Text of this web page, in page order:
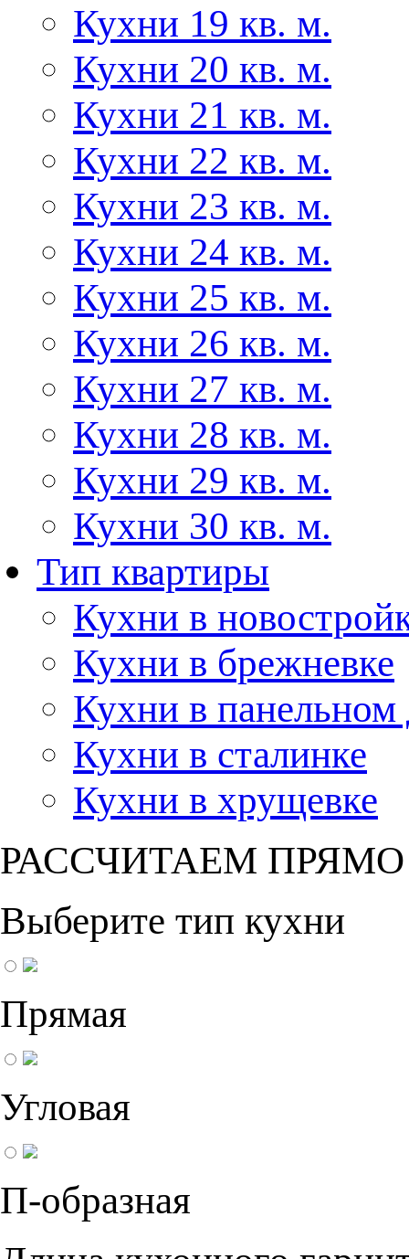
Кухни 19 кв. м.
Кухни 20 кв. м.
Кухни 21 кв. м.
Кухни 22 кв. м.
Кухни 23 кв. м.
Кухни 24 кв. м.
Кухни 25 кв. м.
Кухни 26 кв. м.
Кухни 27 кв. м.
Кухни 28 кв. м.
Кухни 29 кв. м.
Кухни 30 кв. м.
Тип квартиры
Кухни в
Кухни в брежневке
Кухни в панельном
Кухни в сталинке
Кухни в хрущевке
РАССЧИТАЕМ
Выберите тип кухни
Прямая
Угловая
П-образная